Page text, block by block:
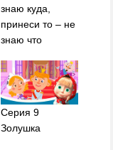
знаю куда,
принеси то – не
знаю что
Серия 9
Золушка